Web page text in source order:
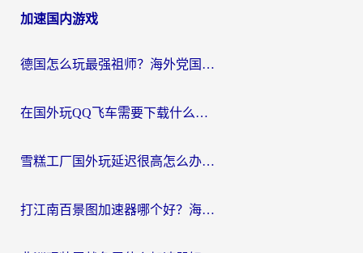
加速国内游戏
德国怎么玩最强祖师？海外党国服游戏加速器选择全攻略（附宝可梦Online实测）
在国外玩QQ飞车需要下载什么加速器呢？海外党亲测有效的国服游戏加速指南
雪糕工厂国外玩延迟很高怎么办？海外玩家国服游戏加速终极攻略（附实测推荐）
打江南百景图加速器哪个好？海外党踩坑N次后，终于找到不卡的秘诀